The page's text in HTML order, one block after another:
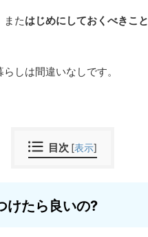
またはじめにしておくべきこと
しは間違いなしです。
目次 [表示]
けたら良いの?